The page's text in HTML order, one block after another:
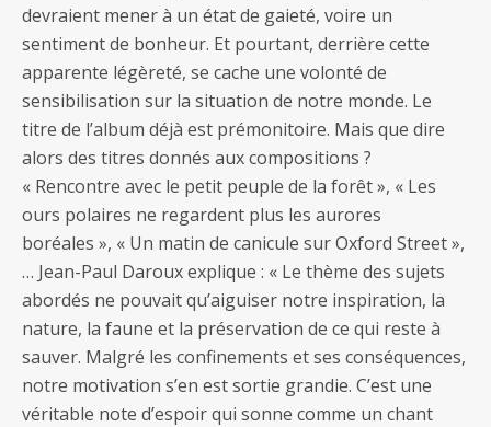
devraient mener à un état de gaieté, voire un
sentiment de bonheur. Et pourtant, derrière cette
apparente légèreté, se cache une volonté de
sensibilisation sur la situation de notre monde. Le
titre de l’album déjà est prémonitoire. Mais que dire
alors des titres donnés aux compositions ?
« Rencontre avec le petit peuple de la forêt », « Les
ours polaires ne regardent plus les aurores
boréales », « Un matin de canicule sur Oxford Street »,
… Jean-Paul Daroux explique : « Le thème des sujets
abordés ne pouvait qu’aiguiser notre inspiration, la
nature, la faune et la préservation de ce qui reste à
sauver. Malgré les confinements et ses conséquences,
notre motivation s’en est sortie grandie. C’est une
véritable note d’espoir qui sonne comme un chant